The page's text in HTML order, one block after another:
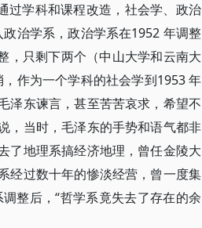
过学科和课程改造，社会学、政治
治学系，政治学系在1952 年调整
，只剩下两个（中山大学和云南大
作为一个学科的社会学到1953 年
泽东谏言，甚至苦苦哀求，希望不
，当时，毛泽东的手势和语气都非
了地理系搞经济地理，曾任金陵大
经过数十年的惨淡经营，曾一度集
整后，“哲学系竟失去了存在的余